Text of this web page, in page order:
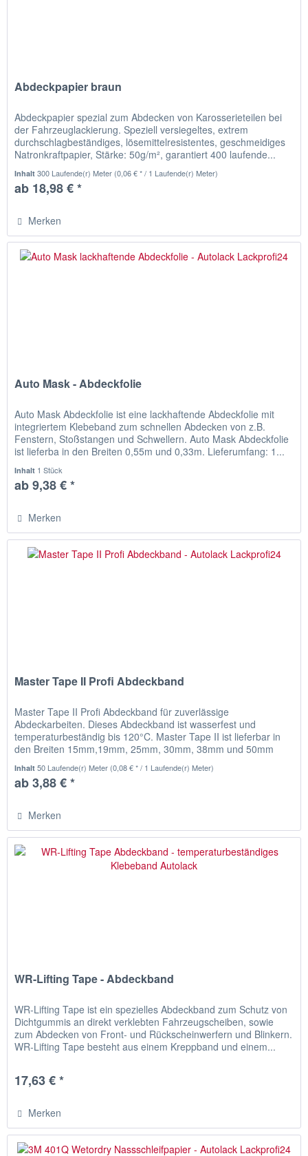
Abdeckpapier braun
Abdeckpapier spezial zum Abdecken von Karosserieteilen bei
der Fahrzeuglackierung. Speziell versiegeltes, extrem
durchschlagbeständiges, lösemittelresistentes, geschmeidiges
Natronkraftpapier, Stärke: 50g/m², garantiert 400 laufende...
Inhalt300 Laufende(r) Meter (0,06 € * / 1 Laufende(r) Meter)
ab 18,98 € *
Merken
Auto Mask - Abdeckfolie
Auto Mask Abdeckfolie ist eine lackhaftende Abdeckfolie mit
integriertem Klebeband zum schnellen Abdecken von z.B.
Fenstern, Stoßstangen und Schwellern. Auto Mask Abdeckfolie
ist lieferba in den Breiten 0,55m und 0,33m. Lieferumfang: 1...
Inhalt 1 Stück
ab 9,38 € *
Merken
Master Tape II Profi Abdeckband
Master Tape II Profi Abdeckband für zuverlässige
Abdeckarbeiten. Dieses Abdeckband ist wasserfest und
temperaturbeständig bis 120°C. Master Tape II ist lieferbar in
den Breiten 15mm,19mm, 25mm, 30mm, 38mm und 50mm
Inhalt50 Laufende(r) Meter (0,08 € * / 1 Laufende(r) Meter)
ab 3,88 € *
Merken
WR-Lifting Tape - Abdeckband
WR-Lifting Tape ist ein spezielles Abdeckband zum Schutz von
Dichtgummis an direkt verklebten Fahrzeugscheiben, sowie
zum Abdecken von Front- und Rückscheinwerfern und Blinkern.
WR-Lifting Tape besteht aus einem Kreppband und einem...
17,63 € *
Merken